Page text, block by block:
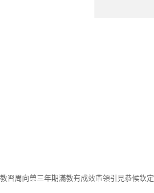
習周向榮三年期滿教有成效帶領引見恭候欽定